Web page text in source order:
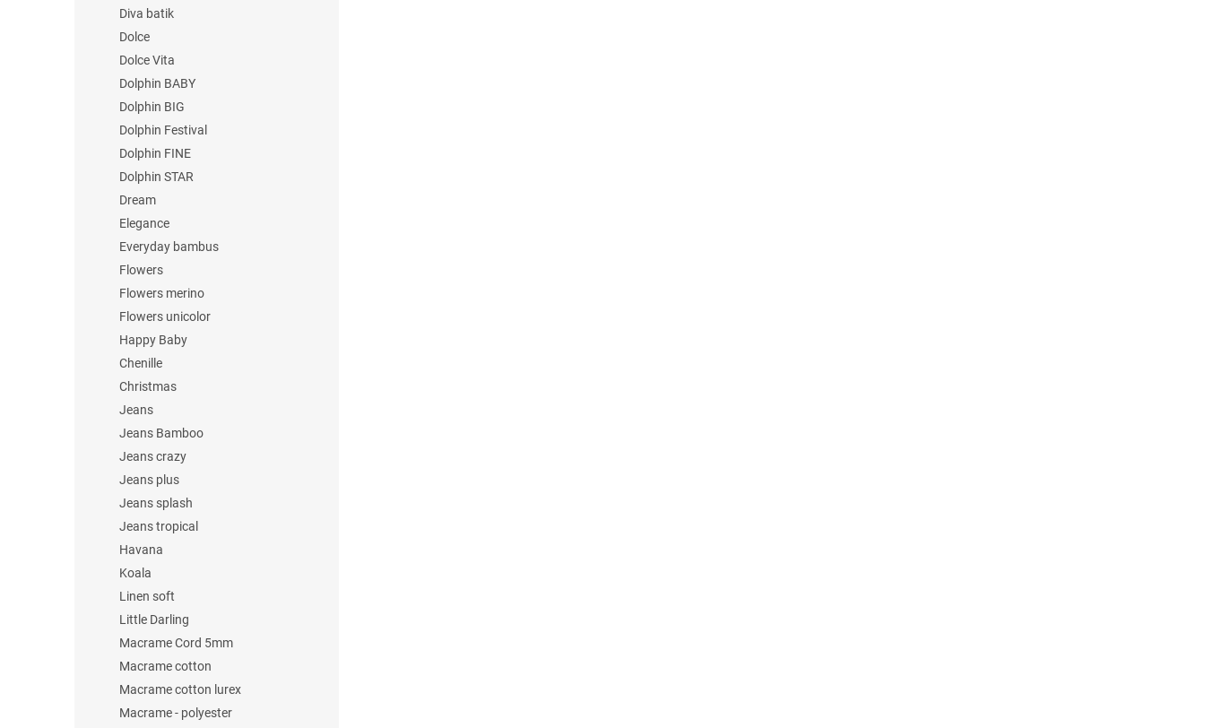
Diva batik
Dolce
Dolce Vita
Dolphin BABY
Dolphin BIG
Dolphin Festival
Dolphin FINE
Dolphin STAR
Dream
Elegance
Everyday bambus
Flowers
Flowers merino
Flowers unicolor
Happy Baby
Chenille
Christmas
Jeans
Jeans Bamboo
Jeans crazy
Jeans plus
Jeans splash
Jeans tropical
Havana
Koala
Linen soft
Little Darling
Macrame Cord 5mm
Macrame cotton
Macrame cotton lurex
Macrame - polyester